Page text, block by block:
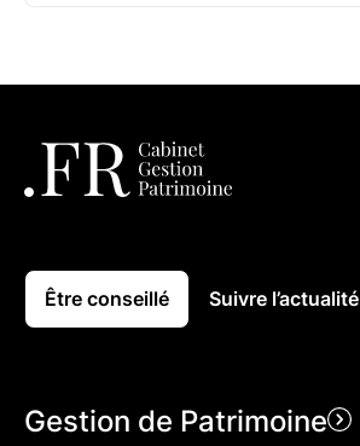
Être conseillé Suivre l’actualité
Gestion de Patrimoine